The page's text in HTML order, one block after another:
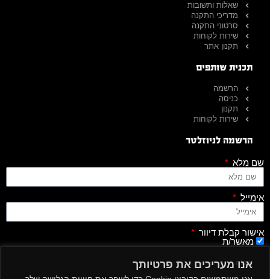
אנו מעריכים את פרטיותך
שאלות ותשובות
מדריכי התקנה
סרטוני התקנה
שירות לקוחות
תקנון אתר
תכנית שותפים
הרשמה
כניסה
תקנון
שירות לקוחות
הרשמה לניוזלטר
שם מלא
אימייל
אישור קבלת דיוור
מאשר/ת
שלח